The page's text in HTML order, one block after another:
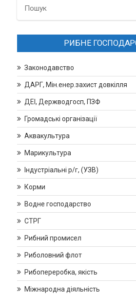
РИБНЕ
Законодавство
ДАРГ, Мін.енер.захист довкілля
ДЕІ, Держводгосп, ПЗФ
Громадські організації
Аквакультура
Марикультура
Індустріальні р/г, (УЗВ)
Корми
Водне господарство
СТРГ
Рибний промисел
Риболовний флот
Рибопереробка, якість
Міжнародна діяльність